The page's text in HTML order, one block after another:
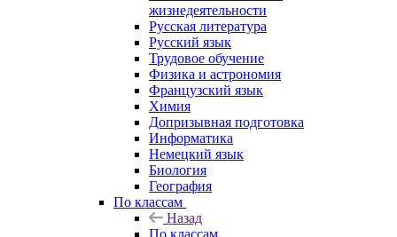
жизнедеятельности
Русская литература
Русский язык
Трудовое обучение
Физика и астрономия
Французский язык
Химия
Допризывная подготовка
Информатика
Немецкий язык
Биология
География
По классам
Назад
По классам